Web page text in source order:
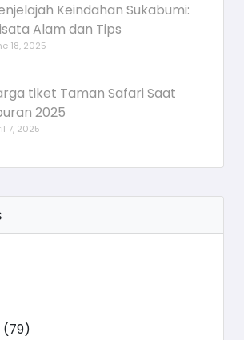
Keindahan Sukabumi:
Alam dan Tips
18, 2025
tiket Taman Safari Saat
2025
7, 2025
(79)